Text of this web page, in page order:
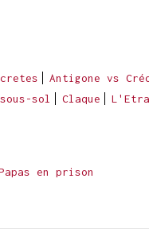
Antigone vs
sol Claque
en prison